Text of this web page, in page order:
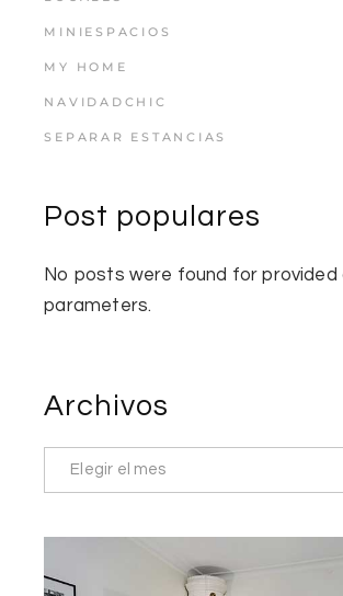
MINIESPACIOS
MY HOME
NAVIDADCHIC
SEPARAR ESTANCIAS
Post populares
No posts were found for provided
parameters.
Archivos
Elegir el mes